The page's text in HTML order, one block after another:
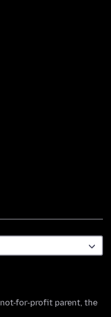
not-for-profit parent, the